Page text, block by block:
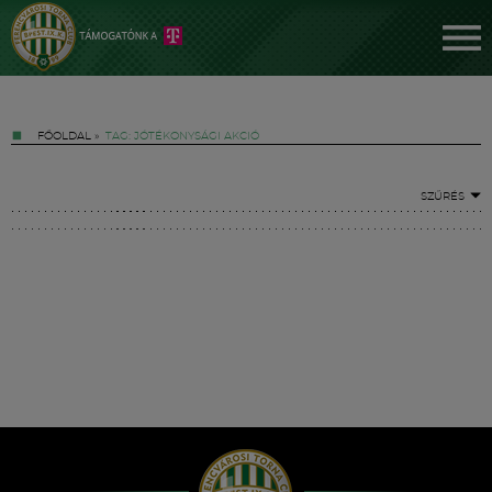
FŐOLDAL » TAG: JÓTÉKONYSÁGI AKCIÓ
SZŰRÉS
Hírek